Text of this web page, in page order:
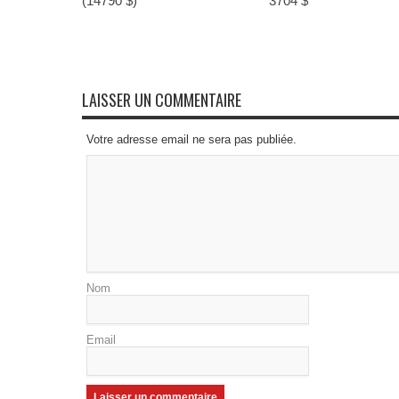
LAISSER UN COMMENTAIRE
Votre adresse email ne sera pas publiée.
Nom
Email